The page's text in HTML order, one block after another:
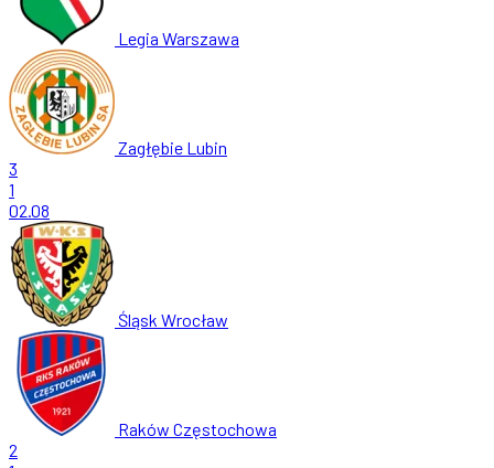
Legia Warszawa
Zagłębie Lubin
3
1
02.08
Śląsk Wrocław
Raków Częstochowa
2